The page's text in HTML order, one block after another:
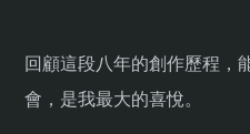
回顧這段八年的創作歷程，
會，是我最大的喜悅。